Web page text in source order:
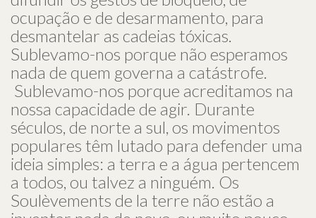
ocupação e de desarmamento, para
desmantelar as cadeias tóxicas.
Sublevamo-nos porque não esperamos
nada de quem governa a catástrofe.
Sublevamo-nos porque acreditamos na
nossa capacidade de agir. Durante
séculos, de norte a sul, os movimentos
populares têm lutado para defender uma
ideia simples: a terra e a água pertencem
a todos, ou talvez a ninguém. Os
Soulèvements de la terre não estão a